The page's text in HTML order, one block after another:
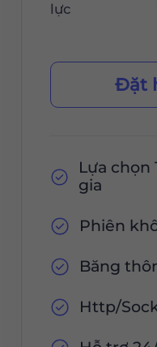
lực
Đặt
Lựa chọn
gia
Phiên
Băng
Http/